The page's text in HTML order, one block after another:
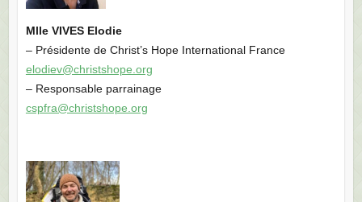
Mlle VIVES Elodie
– Présidente de Christ’s Hope International France
elodiev@christshope.org
– Responsable parrainage
cspfra@christshope.org